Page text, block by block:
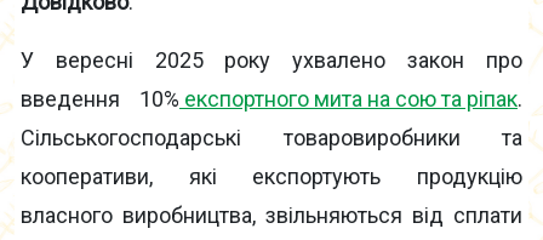
У вересні 2025 року ухвалено закон про
введення 10% експортного мита на сою та ріпак.
Сільськогосподарські товаровиробники та
кооперативи, які експортують продукцію
власного виробництва, звільняються від сплати